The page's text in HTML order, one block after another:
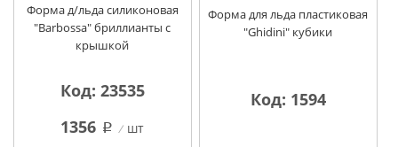
Форма д/льда силиконовая
"Barbossa" бриллианты с
крышкой
Код: 23535
1356 q шт
Форма для льда пластиковая
"Ghidini" кубики
Код: 1594